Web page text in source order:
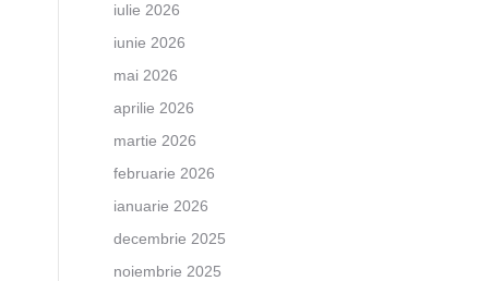
iulie 2026
iunie 2026
mai 2026
aprilie 2026
martie 2026
februarie 2026
ianuarie 2026
decembrie 2025
noiembrie 2025